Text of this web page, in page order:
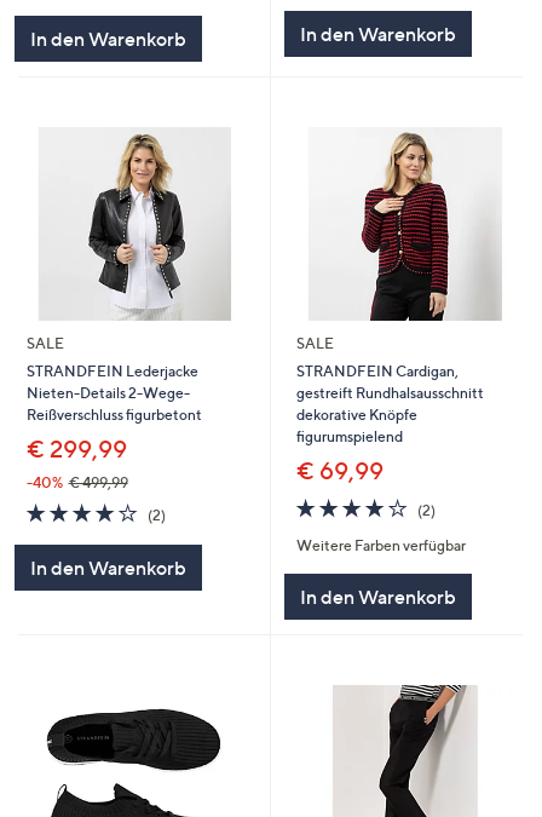
In den Warenkorb In den Warenkorb
SALE
STRANDFEIN Lederjacke
Nieten-Details 2-Wege-
Reißverschluss figurbetont
€ 299,99
-40% € 499,99
4.0
von
5
(2)
In den Warenkorb
SALE
STRANDFEIN Cardigan,
gestreift Rundhalsausschnitt
dekorative Knöpfe
figurumspielend
€ 69,99
4.0
von
5
(2)2
Weitere Farben verfügbar
In den Warenkorb